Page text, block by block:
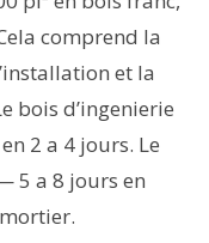
comprend la
et la
bois d’ingenierie
2 a 4 jours. Le
5 a 8 jours en